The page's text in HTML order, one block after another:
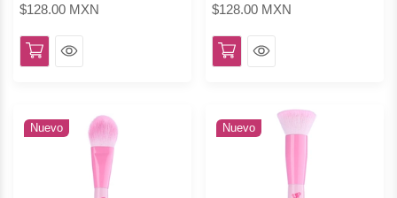
$128.00 MXN
Ver
$128.00 MXN
Ver
Nuevo Nuevo